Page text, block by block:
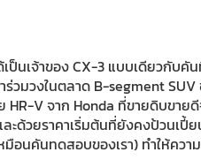
ป็นเจ้าของ CX-3 แบบเดียวกับคั
วมวงในตลาด B-segment
HR-V จาก Honda ที่ขายดิบขา
ะด้วยราคาเริ่มต้นที่ยังคงป้วนเปี้
อนคันทดสอบของเรา) ทำให้ควา